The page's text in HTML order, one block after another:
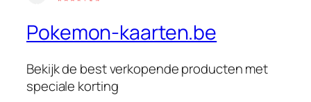
Pokemon-kaarten.be
Bekijk de best verkopende producten met
speciale korting